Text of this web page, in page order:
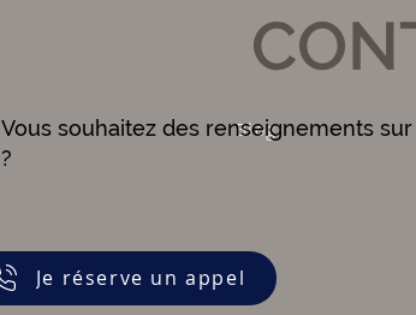
Blog
Vous souhaitez des renseignements
?
Je réserve un appel